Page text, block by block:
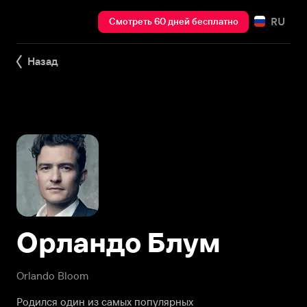
Смотреть 60 дней бесплатно RU
Назад
Orlando Bloom
Орландо Блум
Родился один из самых популярных